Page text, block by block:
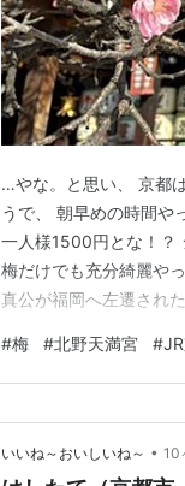
…やな。と思い、 京都
うで、 朝早めの時間や
一人様1500円とな！？
梅だけでも充分綺麗や
真公が福岡へ左遷され
ンラーメン。 ワンタン
レーターでね)、 空中
#梅 #北野天満宮 #
いいね～おいしいね～ • 10